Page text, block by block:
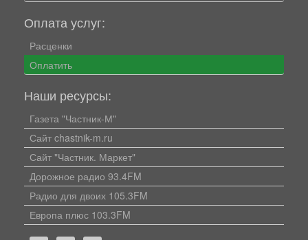
Оплата услуг:
Расценки
Оплатить
Наши ресурсы:
Газета "Частник-М"
Сайт chastnik-m.ru
Сайт "Частник. Маркет"
Дорожное радио 93.4FM
Радио для двоих 105.3FM
Европа плюс 103.3FM